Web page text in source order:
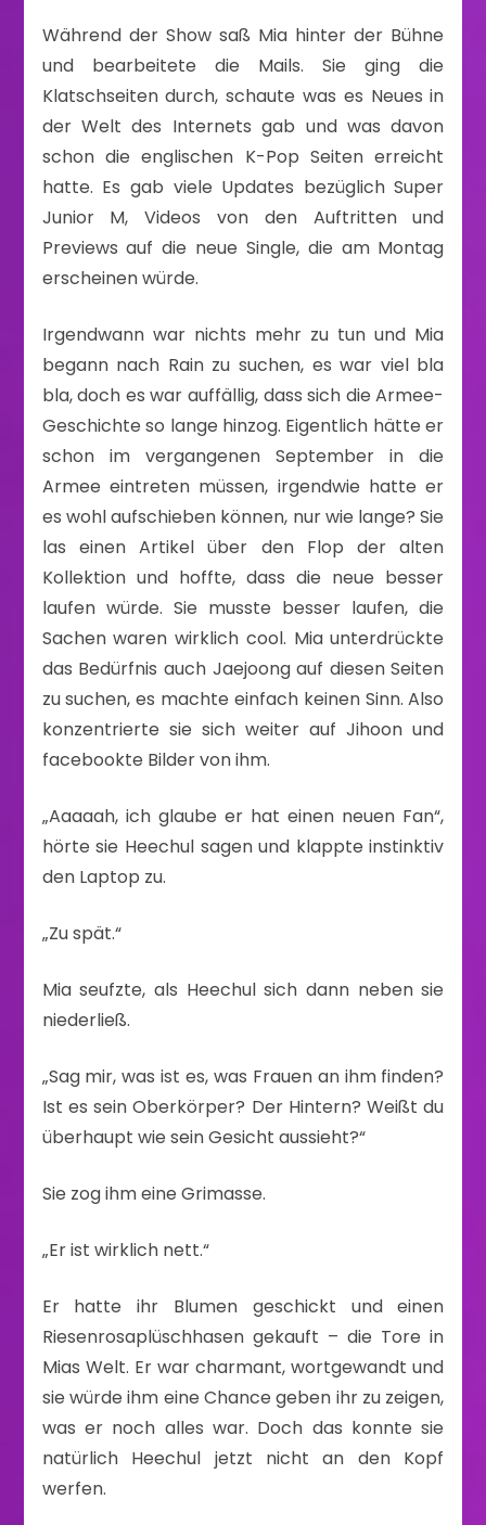
Während der Show saß Mia hinter der Bühne
und bearbeitete die Mails. Sie ging die
Klatschseiten durch, schaute was es Neues in
der Welt des Internets gab und was davon
schon die englischen K-Pop Seiten erreicht
hatte. Es gab viele Updates bezüglich Super
Junior M, Videos von den Auftritten und
Previews auf die neue Single, die am Montag
erscheinen würde.
Irgendwann war nichts mehr zu tun und Mia
begann nach Rain zu suchen, es war viel bla
bla, doch es war auffällig, dass sich die Armee-
Geschichte so lange hinzog. Eigentlich hätte er
schon im vergangenen September in die
Armee eintreten müssen, irgendwie hatte er
es wohl aufschieben können, nur wie lange? Sie
las einen Artikel über den Flop der alten
Kollektion und hoffte, dass die neue besser
laufen würde. Sie musste besser laufen, die
Sachen waren wirklich cool. Mia unterdrückte
das Bedürfnis auch Jaejoong auf diesen Seiten
zu suchen, es machte einfach keinen Sinn. Also
konzentrierte sie sich weiter auf Jihoon und
facebookte Bilder von ihm.
„Aaaaah, ich glaube er hat einen neuen Fan“,
hörte sie Heechul sagen und klappte instinktiv
den Laptop zu.
„Zu spät.“
Mia seufzte, als Heechul sich dann neben sie
niederließ.
„Sag mir, was ist es, was Frauen an ihm finden?
Ist es sein Oberkörper? Der Hintern? Weißt du
überhaupt wie sein Gesicht aussieht?“
Sie zog ihm eine Grimasse.
„Er ist wirklich nett.“
Er hatte ihr Blumen geschickt und einen
Riesenrosaplüschhasen gekauft – die Tore in
Mias Welt. Er war charmant, wortgewandt und
sie würde ihm eine Chance geben ihr zu zeigen,
was er noch alles war. Doch das konnte sie
natürlich Heechul jetzt nicht an den Kopf
werfen.